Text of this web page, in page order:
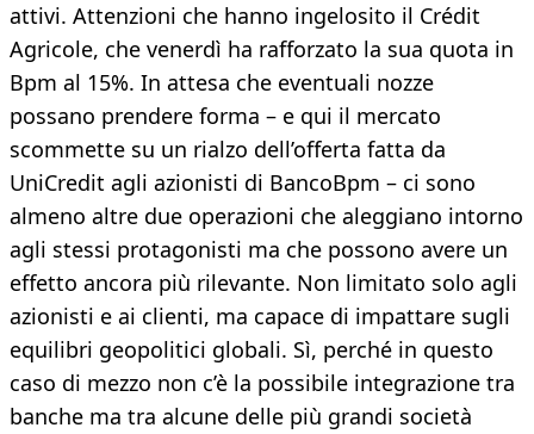
attivi. Attenzioni che hanno ingelosito il Crédit
Agricole, che venerdì ha rafforzato la sua quota in
Bpm al 15%. In attesa che eventuali nozze
possano prendere forma – e qui il mercato
scommette su un rialzo dell’offerta fatta da
UniCredit agli azionisti di BancoBpm – ci sono
almeno altre due operazioni che aleggiano intorno
agli stessi protagonisti ma che possono avere un
effetto ancora più rilevante. Non limitato solo agli
azionisti e ai clienti, ma capace di impattare sugli
equilibri geopolitici globali. Sì, perché in questo
caso di mezzo non c’è la possibile integrazione tra
banche ma tra alcune delle più grandi società